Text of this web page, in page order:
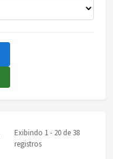
Exibindo 1 - 20 de 38
registros